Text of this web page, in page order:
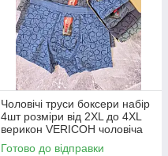
Чоловічі труси боксери набір
4шт розміри від 2XL до 4XL
верикон VERICOH чоловіча
білизна
Готово до відправки